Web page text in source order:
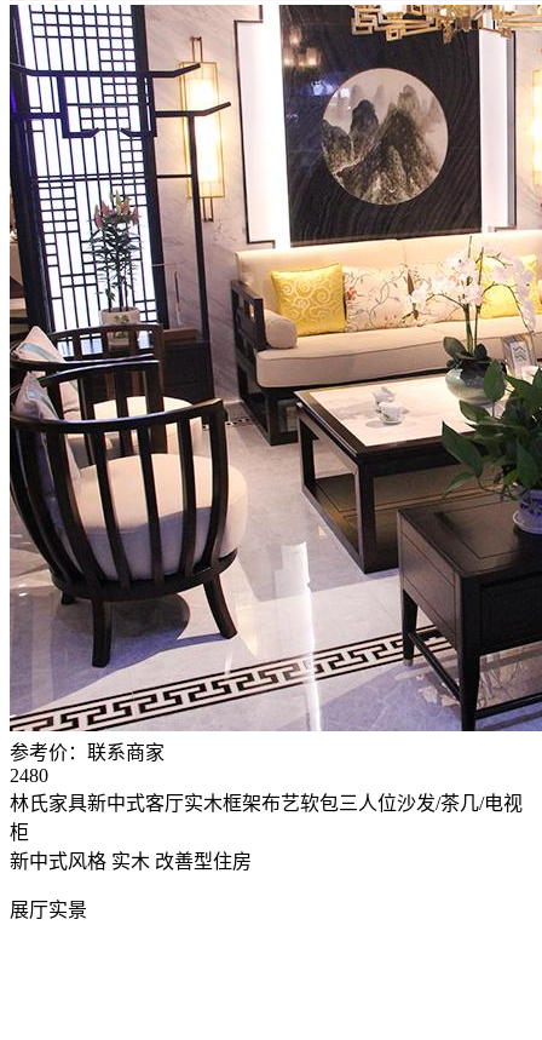
参考价： 联系商家
2480
林氏家具新中式客厅实木框架布艺软包三人位沙发/茶几/电视
柜
新中式风格 实木 改善型住房
展厅实景